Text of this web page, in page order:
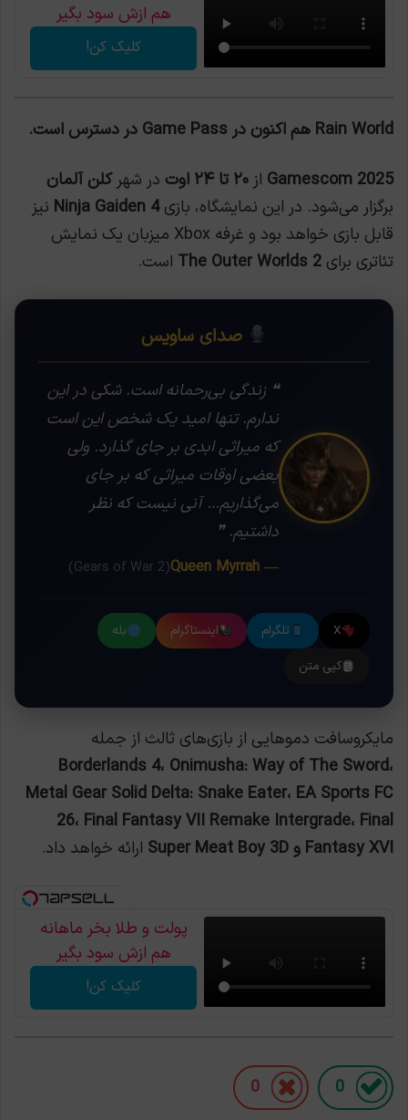
هم ازش سود بگیر
کلیک کن!
Rain World هم اکنون در Game Pass در دسترس است.
Gamescom 2025 از ۲۰ تا ۲۴ اوت در شهرکلن آلمان
برگزار می‌شود. در این نمایشگاه، بازیNinja Gaiden 4 نیز
قابل بازی خواهد بود و غرفه Xbox میزبان یک نمایش
تئاتری برای The Outer Worlds 2 است.
صدای ساویس
❝ زندگی بی‌رحمانه است. شکی در این
ندارم. تنها امید یک شخص این است
که میراثی ابدی بر جای گذارد. ولی
بعضی اوقات میراثی که بر جای
می‌گذاریم… آنی نیست که نظر
داشتیم. ❞
— Queen Myrrah
(Gears of War 2)
X تلگرام اینستاگرام
بله
کپی متن
مایکروسافت دموهایی از بازی‌های ثالث از جمله
Borderlands 4، Onimusha: Way of The Sword،
Metal Gear Solid Delta: Snake Eater، EA Sports FC
26، Final Fantasy VII Remake Intergrade، Final
Fantasy XVI و Super Meat Boy 3D
ارائه خواهد داد.
پولت و طلا بخر ماهانه
هم ازش سود بگیر
کلیک کن!
0
0